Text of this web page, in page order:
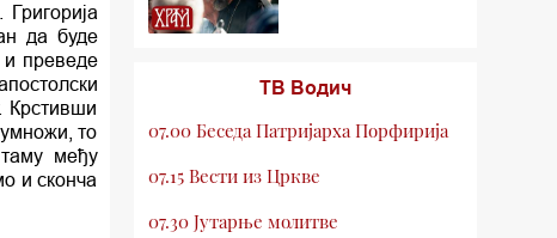
да буде
и преведе
Крстивши
то
међу
и сконча
ТВ Водич
07.00 Беседа Патријарха Порфирија
07.15 Вести из Цркве
07.30 Јутарње молитве